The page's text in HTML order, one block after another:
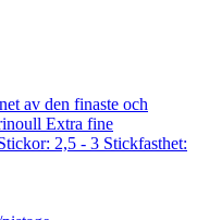
av den finaste och
Extra fine
2,5 - 3 Stickfasthet: